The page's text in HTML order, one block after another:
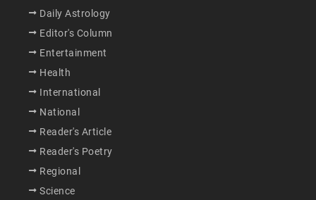
Daily Astrology
Editor's Column
Entertainment
Health
International
National
Reader's Article
Reader's Poetry
Regional
Science